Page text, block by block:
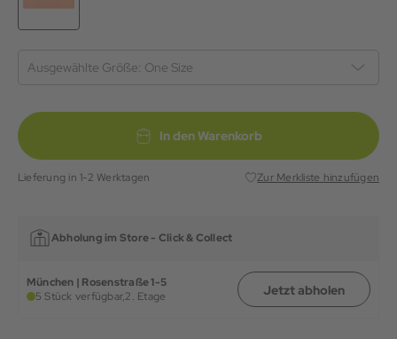
Ausgewählte Größe: One Size
In den Warenkorb
Lieferung in 1-2 Werktagen Zur Merkliste hinzufügen
Abholung im Store - Click & Collect
München | Rosenstraße 1-5
5 Stück verfügbar,2. Etage Jetzt abholen